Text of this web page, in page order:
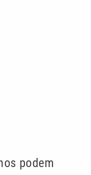
podem